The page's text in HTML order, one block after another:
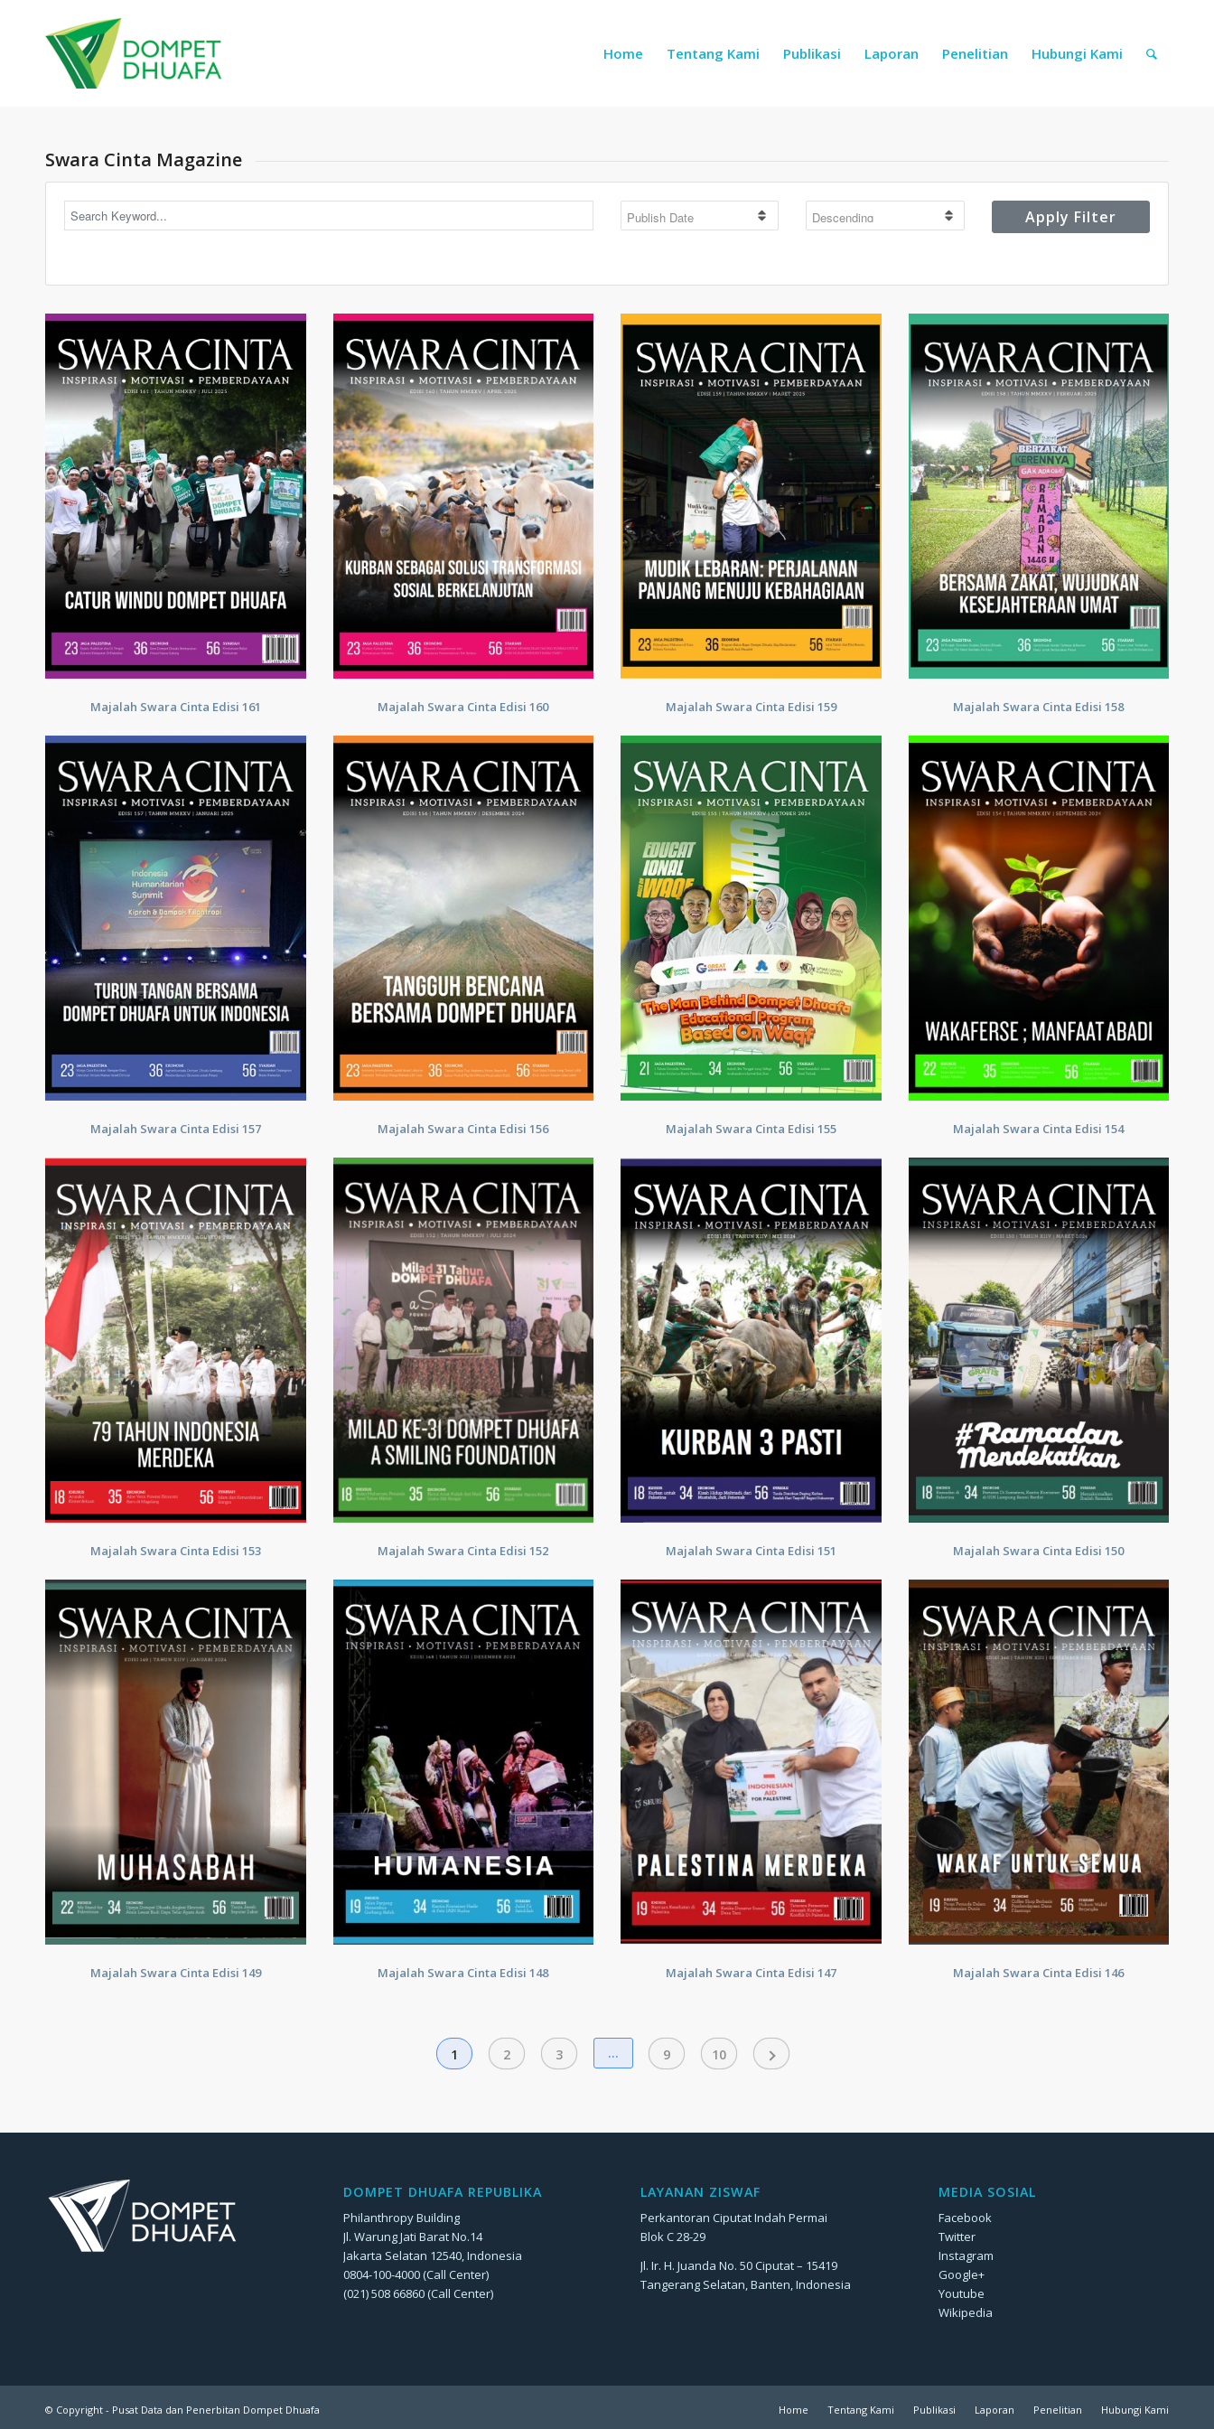
Home Tentang Kami Publikasi Laporan Penelitian Hubungi Kami
Swara Cinta Magazine
Apply Filter
Majalah Swara Cinta Edisi 161 Majalah Swara Cinta Edisi 160 Majalah Swara Cinta Edisi 159 Majalah Swara Cinta Edisi 158
Majalah Swara Cinta Edisi 157 Majalah Swara Cinta Edisi 156 Majalah Swara Cinta Edisi 155 Majalah Swara Cinta Edisi 154
Majalah Swara Cinta Edisi 153 Majalah Swara Cinta Edisi 152 Majalah Swara Cinta Edisi 151 Majalah Swara Cinta Edisi 150
Majalah Swara Cinta Edisi 149 Majalah Swara Cinta Edisi 148 Majalah Swara Cinta Edisi 147 Majalah Swara Cinta Edisi 146
1 2 3 … 9 10
DOMPET DHUAFA REPUBLIKA
Philanthropy Building
Jl. Warung Jati Barat No.14
Jakarta Selatan 12540, Indonesia
0804-100-4000 (Call Center)
(021) 508 66860 (Call Center)
LAYANAN ZISWAF
Perkantoran Ciputat Indah Permai
Blok C 28-29
Jl. Ir. H. Juanda No. 50 Ciputat – 15419
Tangerang Selatan, Banten, Indonesia
MEDIA SOSIAL
Facebook
Twitter
Instagram
Google+
Youtube
Wikipedia
© Copyright - Pusat Data dan Penerbitan Dompet Dhuafa Home Tentang Kami Publikasi Laporan Penelitian Hubungi Kami